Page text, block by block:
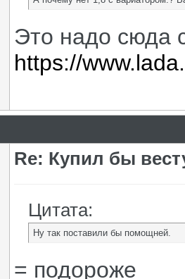
Это надо сюда
https://
Re: Купил бы
Цитата:
Ну так поставили бы помощней.
= подороже